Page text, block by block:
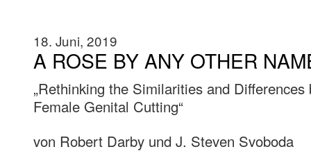
18. Juni, 2019
A ROSE BY ANY OTHER
„Rethinking the Similarities and
Female Genital Cutting“
von Robert Darby und J. Steven Svoboda